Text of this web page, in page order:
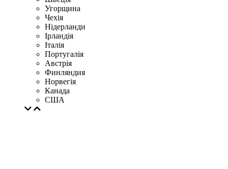
Угорщина
Чехія
Нідерланди
Iрландія
Iталiя
Португалія
Австрія
Финляндия
Норвегія
Канада
США